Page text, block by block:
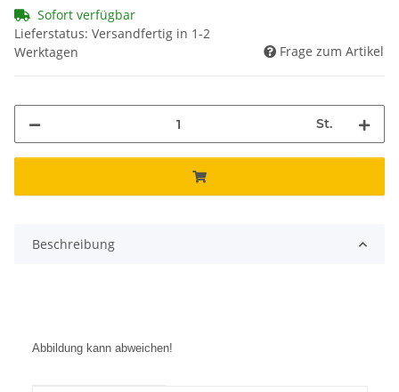
Sofort verfügbar
Lieferstatus: Versandfertig in 1-2
Werktagen
Frage zum Artikel
St.
Beschreibung
Abbildung kann abweichen!